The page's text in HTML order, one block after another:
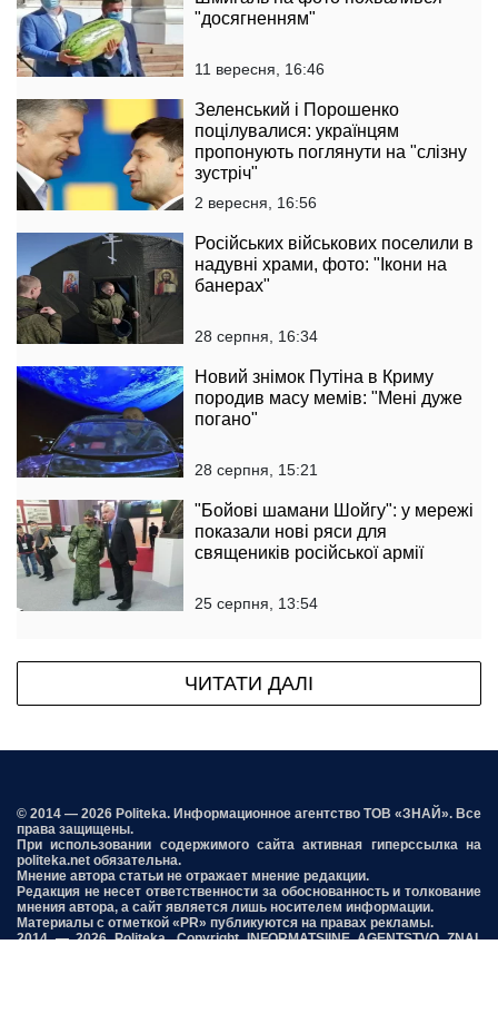
"досягненням"
11 вересня, 16:46
Зеленський і Порошенко
поцілувалися: українцям
пропонують поглянути на "слізну
зустріч"
2 вересня, 16:56
Російських військових поселили в
надувні храми, фото: "Ікони на
банерах"
28 серпня, 16:34
Новий знімок Путіна в Криму
породив масу мемів: "Мені дуже
погано"
28 серпня, 15:21
"Бойові шамани Шойгу": у мережі
показали нові ряси для
священиків російської армії
25 серпня, 13:54
ЧИТАТИ ДАЛІ
© 2014 — 2026 Politeka. Информационное агентство ТОВ «ЗНАЙ». Все
права защищены.
При использовании содержимого сайта активная гиперссылка на
politeka.net обязательна.
Мнение автора статьи не отражает мнение редакции.
Редакция не несет ответственности за обоснованность и толкование
мнения автора, а сайт является лишь носителем информации.
Материалы с отметкой «PR» публикуются на правах рекламы.
2014 — 2026 Politeka. Copyright INFORMATSIINE AGENTSTVO ZNAI,